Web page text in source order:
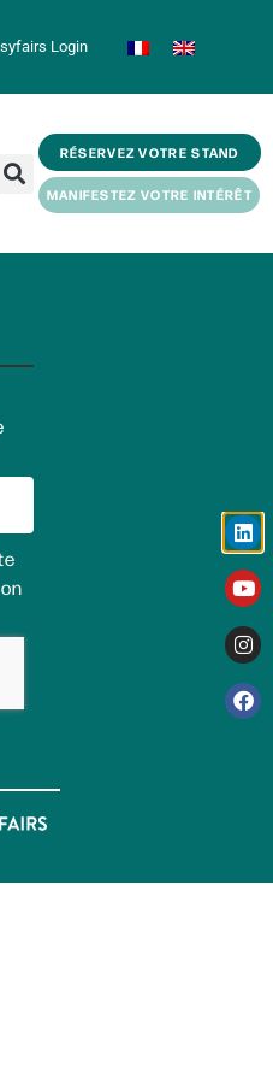
Login
RÉSERVEZ VOTRE STAND
MANIFESTEZ VOTRE INTÉRÊT